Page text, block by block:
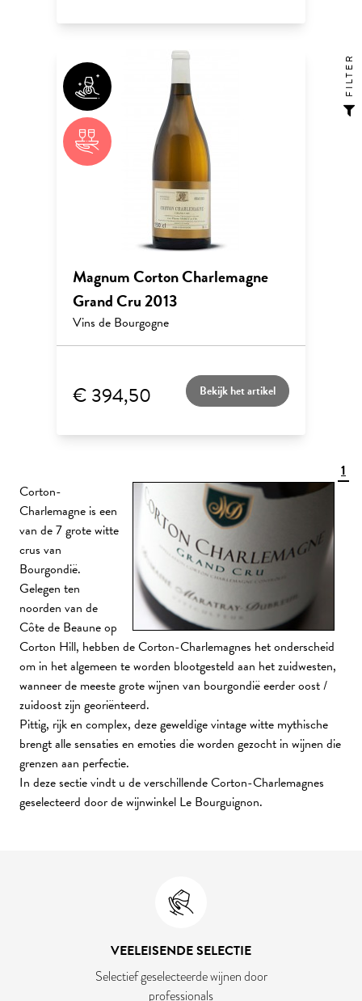
Magnum Corton Charlemagne
Grand Cru 2013
Vins de Bourgogne
€ 394,50 Bekijk het artikel
1
Corton-
Charlemagne is een
van de 7 grote witte
crus van
Bourgondië.
Gelegen ten
noorden van de
Côte de Beaune op
Corton Hill, hebben de Corton-Charlemagnes het onderscheid
om in het algemeen te worden blootgesteld aan het zuidwesten,
wanneer de meeste grote wijnen van bourgondië eerder oost /
zuidoost zijn georiënteerd.
Pittig, rijk en complex, deze geweldige vintage witte mythische
brengt alle sensaties en emoties die worden gezocht in wijnen die
grenzen aan perfectie.
In deze sectie vindt u de verschillende Corton-Charlemagnes
geselecteerd door de wijnwinkel Le Bourguignon.
VEELEISENDE SELECTIE
Selectief geselecteerde wijnen door
professionals
FILTER